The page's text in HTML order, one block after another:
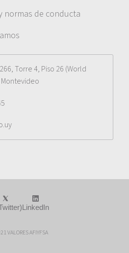
normas de conducta
Torre 4, Piso 26 (World
VALORES AFIYFSA
LinkedIn